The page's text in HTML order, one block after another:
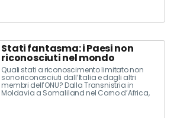
Stati fantasma: i Paesi non
riconosciuti nel mondo
Quali stati a riconoscimento limitato non
sono riconosciuti dall’Italia e dagli altri
membri dell’ONU? Dalla Transnistria in
Moldavia a Somaliland nel Corno d’Africa,